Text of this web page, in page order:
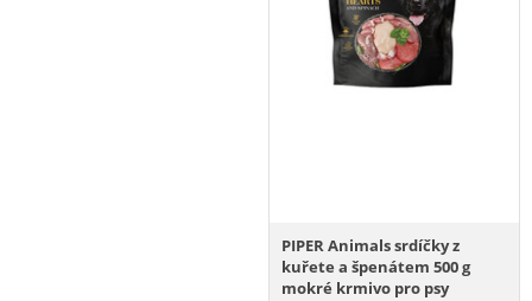
PIPER Animals srdíčky z
kuřete a špenátem 500 g
mokré krmivo pro psy